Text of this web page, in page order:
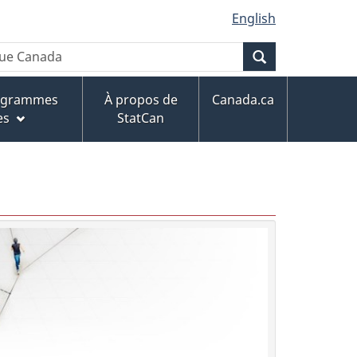
English
À propos de
StatCan
Canada.ca